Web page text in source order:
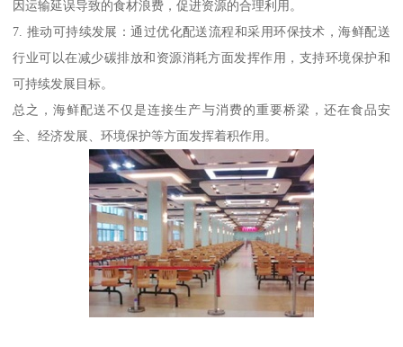
因运输延误导致的食材浪费，促进资源的合理利用。
7. 推动可持续发展：通过优化配送流程和采用环保技术，海鲜配送
行业可以在减少碳排放和资源消耗方面发挥作用，支持环境保护和
可持续发展目标。
总之，海鲜配送不仅是连接生产与消费的重要桥梁，还在食品安
全、经济发展、环境保护等方面发挥着积作用。